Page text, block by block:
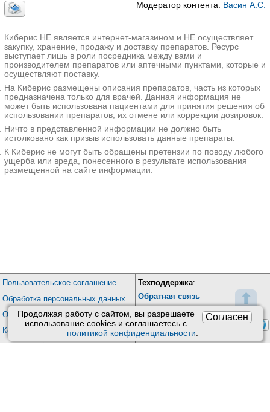
⬆
Согласен
Продолжая работу с сайтом, вы разрешаете
использование сookies и соглашаетесь с
политикой конфиденциальности.
Модератор контента: Васин А.С.
Киберис НЕ является интернет-магазином и НЕ осуществляет
закупку, хранение, продажу и доставку препаратов. Ресурс
выступает лишь в роли посредника между вами и
производителем препаратов или аптечными пунктами, которые и
осуществляют поставку.
На Киберис размещены описания препаратов, часть из которых
предназначена только для врачей. Данная информация не
может быть использована пациентами для принятия решения об
использовании препаратов, их отмене или коррекции дозировок.
Ничто в представленной информации не должно быть
истолковано как призыв использовать данные препараты.
К Киберис не могут быть обращены претензии по поводу любого
ущерба или вреда, понесенного в результате использования
размещенной на сайте информации.
Пользовательское соглашение
Обработка персональных данных
О проекте Киберис
Контакты
Техподдержка:
Обратная связь
kiberis@mail.ru
Контакты программиста:
/
/+7(905) 769-20-26